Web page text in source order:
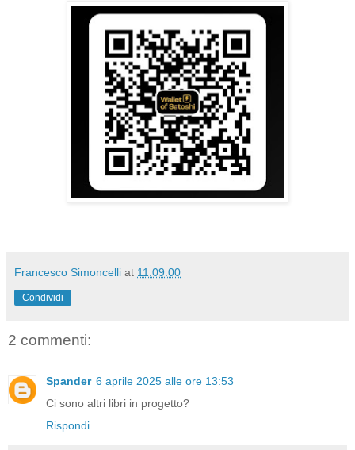
Francesco Simoncelli at 11:09:00
Condividi
2 commenti:
Spander 6 aprile 2025 alle ore 13:53
Ci sono altri libri in progetto?
Rispondi